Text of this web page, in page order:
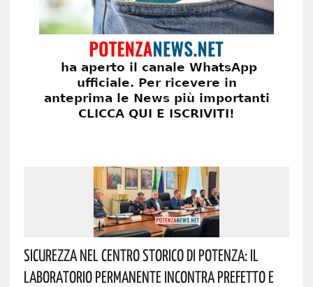
Sicurezza Nel Centro Storico Di Potenza: Il
Laboratorio Permanente Incontra Prefetto E